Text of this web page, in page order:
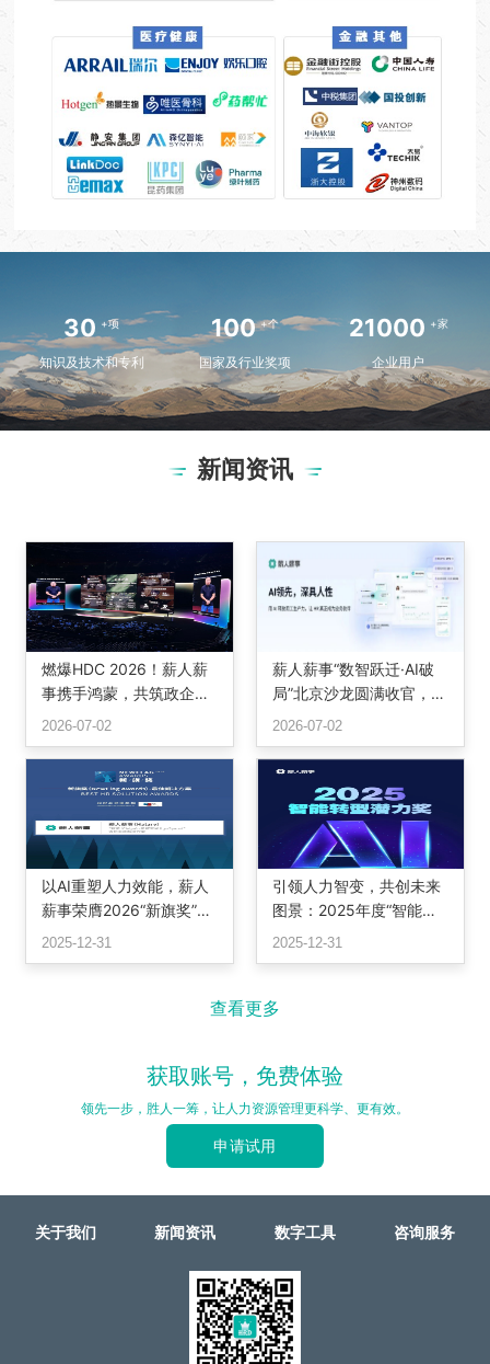
30 +项
知识及技术和专利
100 +个
国家及行业奖项
21000 +家
企业用户
新闻资讯
燃爆HDC 2026！薪人薪
事携手鸿蒙，共筑政企办
公智慧底座
2026-07-02
薪人薪事“数智跃迁·AI破
局”北京沙龙圆满收官，三
位专家共话组织重构与智
2026-07-02
以AI重塑人力效能，薪人
薪事荣膺2026“新旗奖”最
佳解决方案，定义智能HR
2025-12-31
引领人力智变，共创未来
图景：2025年度“智能转
型潜力奖”颁奖
2025-12-31
查看更多
获取账号，免费体验
领先一步，胜人一筹，让人力资源管理更科学、更有效。
申请试用
关于我们 新闻资讯 数字工具 咨询服务